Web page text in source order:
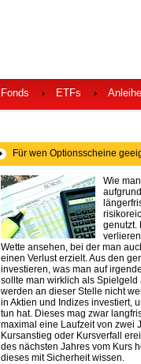
Fonds ETFs
Für wen Optionsscheine
Wie
genutzt.
Wette ansehen, bei der man
einen Verlust erzielt. Aus den
investieren, was man auf
sollte man wirklich als
werden an dieser Stelle nicht
in Aktien und Indizes investiert,
tun hat. Dieses mag zwar
maximal eine Laufzeit von zwei
Kursanstieg oder Kursverfall
des nächsten Jahres vom Kurs
dieses mit Sicherheit wissen.